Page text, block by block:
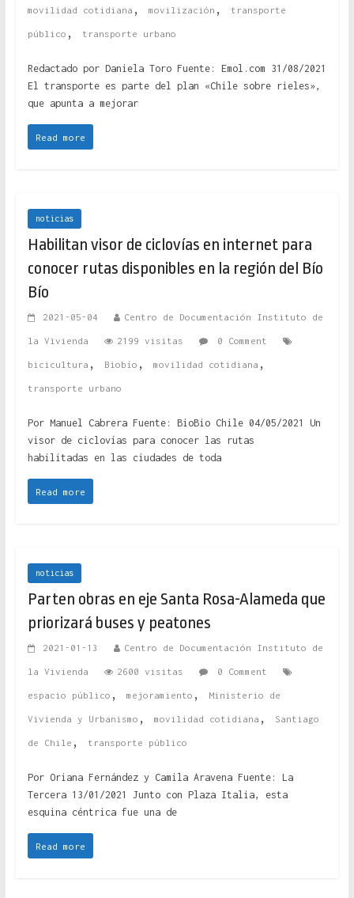
movilidad cotidiana , movilización , transporte
público , transporte urbano
Redactado por Daniela Toro Fuente: Emol.com 31/08/2021
El transporte es parte del plan «Chile sobre rieles»,
que apunta a mejorar
Read more
noticias
Habilitan visor de ciclovías en internet para
conocer rutas disponibles en la región del Bío
Bío
2021-05-04 Centro de Documentación Instituto de
la Vivienda 2199 visitas 0 Comment
bicicultura , Biobío , movilidad cotidiana ,
transporte urbano
Por Manuel Cabrera Fuente: BioBio Chile 04/05/2021 Un
visor de ciclovías para conocer las rutas
habilitadas en las ciudades de toda
Read more
noticias
Parten obras en eje Santa Rosa-Alameda que
priorizará buses y peatones
2021-01-13 Centro de Documentación Instituto de
la Vivienda 2600 visitas 0 Comment
espacio público , mejoramiento , Ministerio de
Vivienda y Urbanismo , movilidad cotidiana , Santiago
de Chile , transporte público
Por Oriana Fernández y Camila Aravena Fuente: La
Tercera 13/01/2021 Junto con Plaza Italia, esta
esquina céntrica fue una de
Read more